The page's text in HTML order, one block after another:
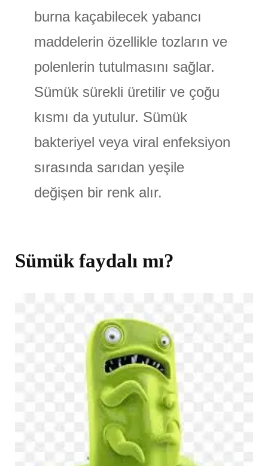
burna kaçabilecek yabancı
maddelerin özellikle tozların ve
polenlerin tutulmasını sağlar.
Sümük sürekli üretilir ve çoğu
kısmı da yutulur. Sümük
bakteriyel veya viral enfeksiyon
sırasında sarıdan yeşile
değişen bir renk alır.
Sümük faydalı mı?